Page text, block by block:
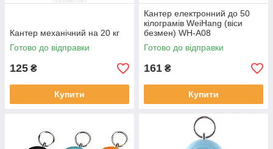
Кантер механічний на 20 кг
Готово до відправки
125 ₴
Купити
Кантер електронний до 50
кілограмів WeiHang (віси
безмен) WH-A08
Готово до відправки
161 ₴
Купити